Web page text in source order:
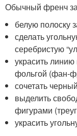
Обычный френч
белую полоску
сделать
серебристую
украсить линию
фольгой (фан-
сочетать
выделить
фигурами
украсить